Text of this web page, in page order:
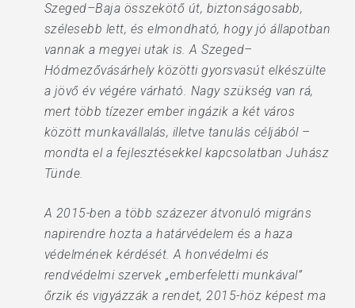
Szeged–Baja összekötő út, biztonságosabb,
szélesebb lett, és elmondható, hogy jó állapotban
vannak a megyei utak is. A Szeged–
Hódmezővásárhely közötti gyorsvasút elkészülte
a jövő év végére várható. Nagy szükség van rá,
mert több tízezer ember ingázik a két város
között munkavállalás, illetve tanulás céljából –
mondta el a fejlesztésekkel kapcsolatban Juhász
Tünde.
A 2015-ben a több százezer átvonuló migráns
napirendre hozta a határvédelem és a haza
védelmének kérdését. A honvédelmi és
rendvédelmi szervek „emberfeletti munkával”
őrzik és vigyázzák a rendet, 2015-höz képest ma